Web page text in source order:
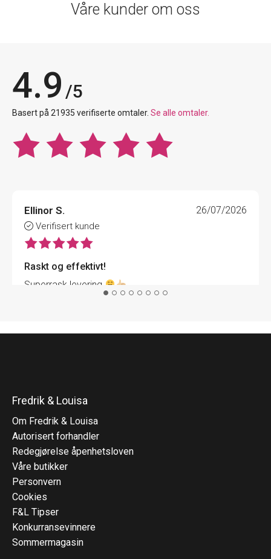
Våre kunder om oss
4.9 /5
Basert på 21935 verifiserte omtaler. Se alle omtaler.
Ellinor S.
Verifisert kunde
26/07/2026
Raskt og effektivt!
Superrask levering
Fredrik & Louisa
Om Fredrik & Louisa
Autorisert forhandler
Redegjørelse åpenhetsloven
Våre butikker
Personvern
Cookies
F&L Tipser
Konkurransevinnere
Sommermagasin